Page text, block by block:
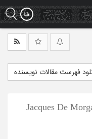
فهرست مقالات نویسنده
Jacques De